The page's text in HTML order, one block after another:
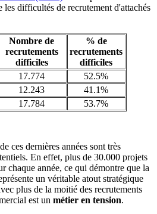
difficultés de recrutement d'attachés
Nombre de
recrutements
difficiles
% de
recrutements
difficiles
17.774
52.5%
12.243
41.1%
17.784 53.7%
ces dernières années sont très
En effet, plus de 30.000 projets
chaque année, ce qui démontre que la
un véritable atout stratégique
plus de la moitié des recrutements
est un métier en tension.